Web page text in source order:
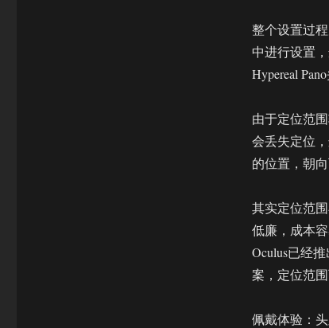
整个设置过
中进行设置
Hypereal
由于定位范
会丢失定位
的位置，朝
其实定位范
低廉，成本
Oculus已经
案，定位范围
佩戴体验：